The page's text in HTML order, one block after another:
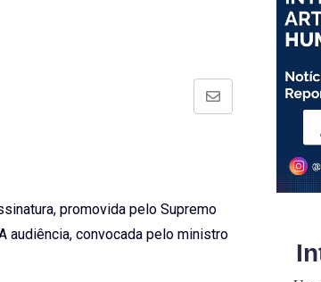
Share
promovida pelo Supremo
audiência, convocada pelo ministro